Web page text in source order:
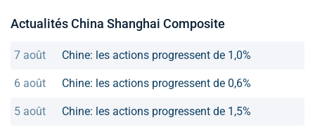
Actualités China Shanghai Composite
7 août Chine: les actions progressent de 1,0%
6 août Chine: les actions progressent de 0,6%
5 août Chine: les actions progressent de 1,5%